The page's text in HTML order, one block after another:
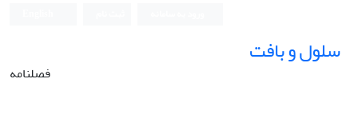
سلول و بافت
فصلنامه